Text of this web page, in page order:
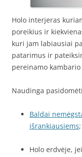
Holo interjeras
poreikius ir
kuri jam labiausiai
patarimus ir
pereinamo kambario
Naudinga
Baldai
išrankiausiems;
Holo erdvėje,